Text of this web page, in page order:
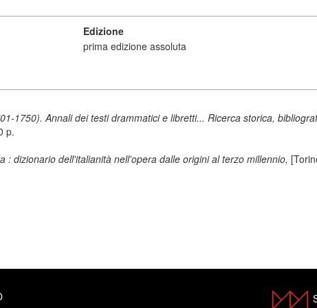
Edizione
prima edizione assoluta
1750). Annali dei testi drammatici e libretti... Ricerca storica,
p.
: dizionario dell'italianità nell'opera dalle origini al terzo millennio,